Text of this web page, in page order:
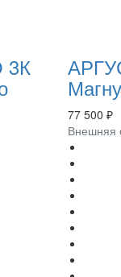
77 500 ₽
Внешняя